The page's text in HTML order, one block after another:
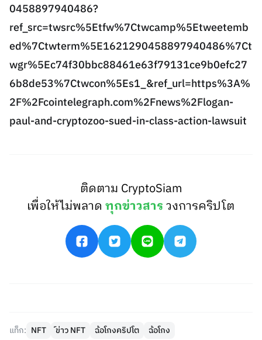
0458897940486?
ref_src=twsrc%5Etfw%7Ctwcamp%5Etweetemb
ed%7Ctwterm%5E1621290458897940486%7Ct
wgr%5Ec74f30bbc88461e63f79131ce9b0efc27
6b8de53%7Ctwcon%5Es1_&ref_url=https%3A%
2F%2Fcointelegraph.com%2Fnews%2Flogan-
paul-and-cryptozoo-sued-in-class-action-lawsuit
ติดตาม CryptoSiam
เพื่อให้ไม่พลาดทุกข่าวสารวงการคริปโต
แท็ก: NFT ์ข่าว NFT ฉ้อโกงคริปโต ฉ้อโกง